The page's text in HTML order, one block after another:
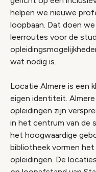
helpen we nieuwe
loopbaan. Dat doen
leerroutes voor de
wat nodig is.
Locatie Almere is een
eigen identiteit.
opleidingen zijn
in het centrum van de
het hoogwaardige
bibliotheek vormen
opleidingen. De